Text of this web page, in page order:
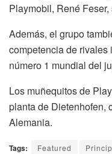
Playmobil, René
Además, el grupo
competencia de rivales
número 1 mundial del
Los muñequitos de
planta de Dietenhofen,
Alemania.
Tags: Featured